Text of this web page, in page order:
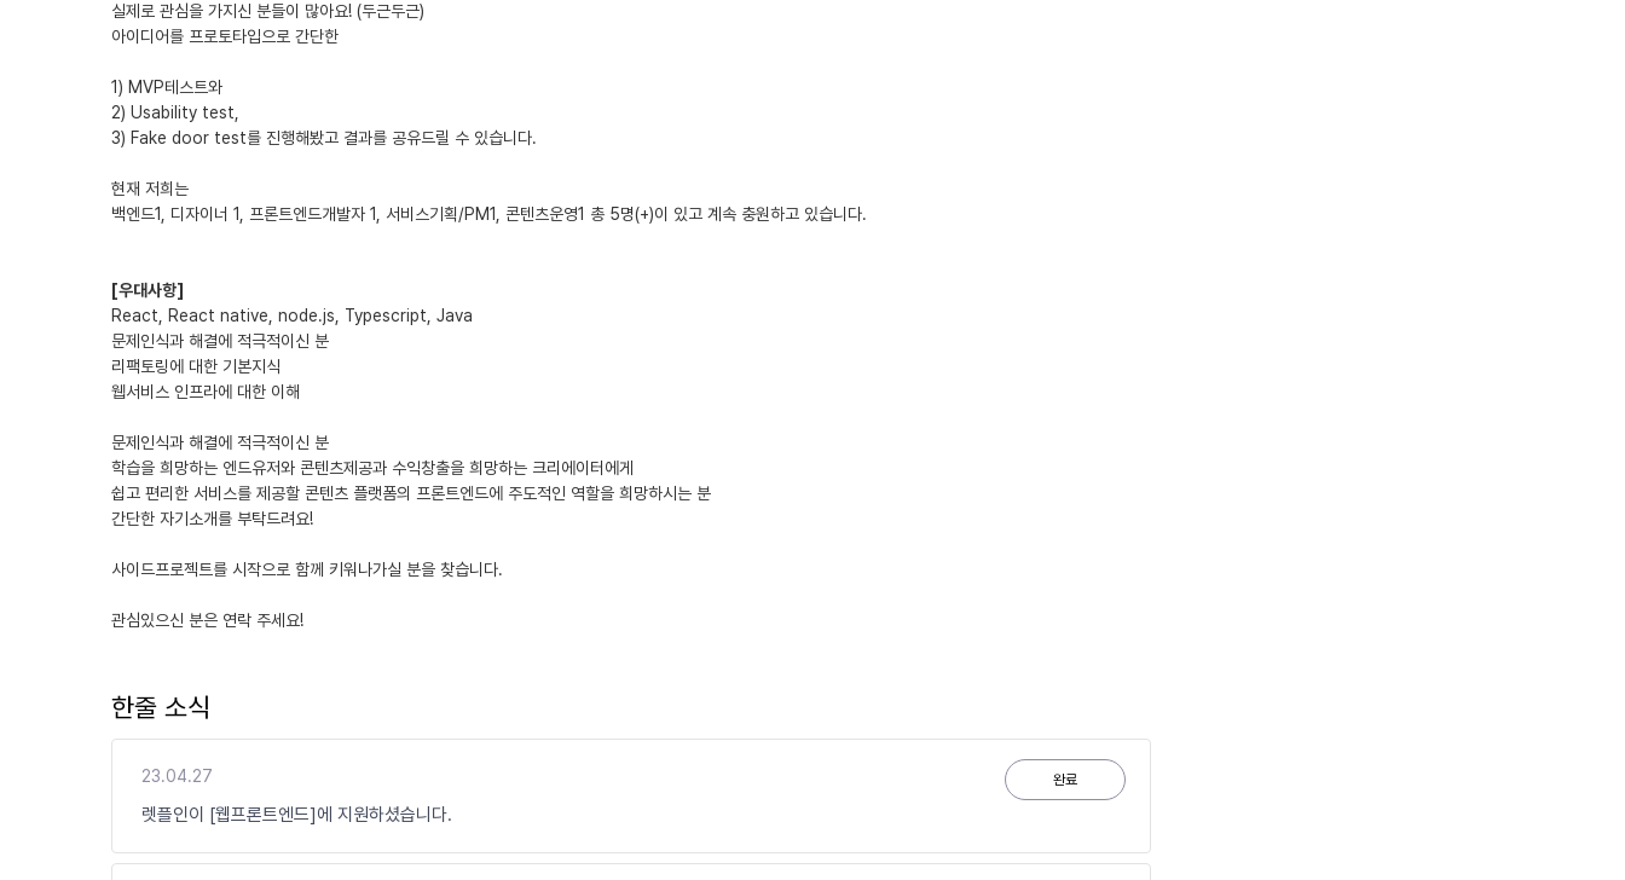
실제로 관심을 가지신 분들이 많아요! (두근두근)
아이디어를 프로토타입으로 간단한
1) MVP테스트와
2) Usability test,
3) Fake door test를 진행해봤고 결과를 공유드릴 수 있습니다.
현재 저희는
백엔드1, 디자이너 1, 프론트엔드개발자 1, 서비스기획/PM1, 콘텐츠운영1 총 5명(+)이 있고 계속 충원하고 있습니다.
[우대사항]
React, React native, node.js, Typescript, Java
문제인식과 해결에 적극적이신 분
리팩토링에 대한 기본지식
웹서비스 인프라에 대한 이해
문제인식과 해결에 적극적이신 분
학습을 희망하는 엔드유저와 콘텐츠제공과 수익창출을 희망하는 크리에이터에게
쉽고 편리한 서비스를 제공할 콘텐츠 플랫폼의 프론트엔드에 주도적인 역할을 희망하시는 분
간단한 자기소개를 부탁드려요!
사이드프로젝트를 시작으로 함께 키워나가실 분을 찾습니다.
관심있으신 분은 연락 주세요!
한줄 소식
완료
23.04.27
렛플인이 [웹프론트엔드]에 지원하셨습니다.